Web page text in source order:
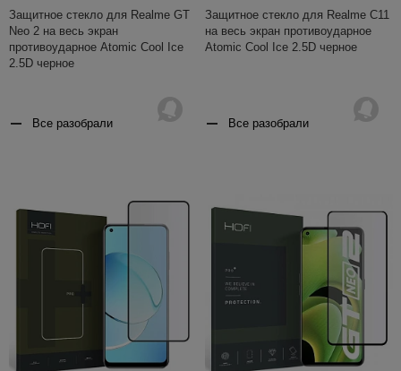
Защитное стекло для Realme GT
Neo 2 на весь экран
противоударное Atomic Cool Ice
2.5D черное
Все разобрали
Защитное стекло для Realme C11
на весь экран противоударное
Atomic Cool Ice 2.5D черное
Все разобрали